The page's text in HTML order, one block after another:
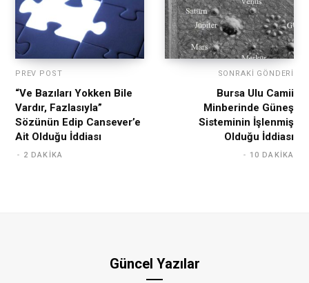
PREV POST
“Ve Bazıları Yokken Bile
Vardır, Fazlasıyla”
Sözünün Edip Cansever’e
Ait Olduğu İddiası
2 DAKIKA
SONRAKI GÖNDERI
Bursa Ulu Camii
Minberinde Güneş
Sisteminin İşlenmiş
Olduğu İddiası
10 DAKIKA
Güncel Yazılar